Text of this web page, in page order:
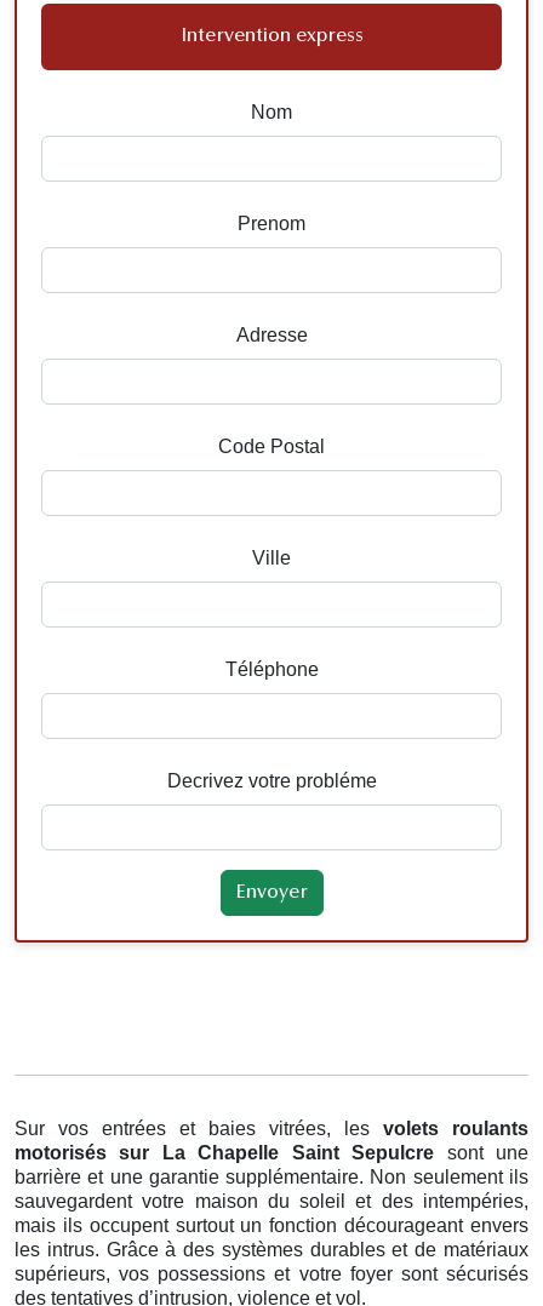
Intervention express
Nom
Prenom
Adresse
Code Postal
Ville
Téléphone
Decrivez votre probléme
Sur vos entrées et baies vitrées, les volets roulants
motorisés
sur La Chapelle Saint Sepulcre sont une
barrière et une garantie supplémentaire. Non seulement ils
sauvegardent votre maison du soleil et des intempéries,
mais ils occupent surtout un fonction décourageant envers
les intrus. Grâce à des systèmes durables et de matériaux
supérieurs, vos possessions et votre foyer sont sécurisés
des tentatives d’intrusion, violence et vol.